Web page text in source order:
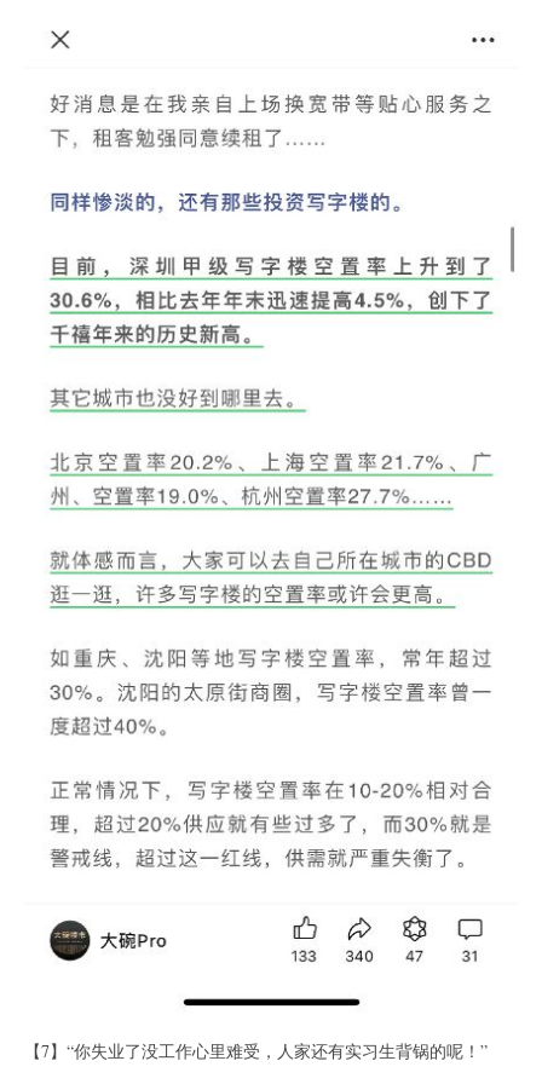
【7】“你失业了没工作心里难受，人家还有实习生背锅的呢！”